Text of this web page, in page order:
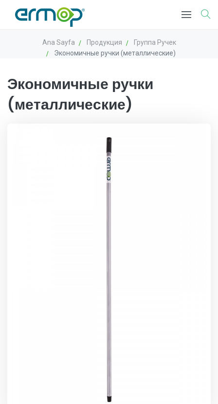
Ana Sayfa Продукция
Группа Ручек
Экономичные ручки (металлические)
Экономичные ручки
(металлические)